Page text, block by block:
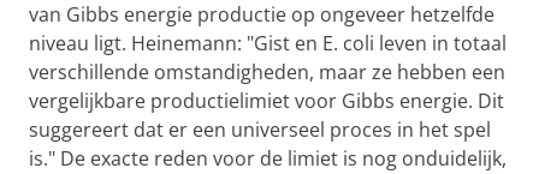
van Gibbs energie productie op ongeveer hetzelfde
niveau ligt. Heinemann: "Gist en E. coli leven in totaal
verschillende omstandigheden, maar ze hebben een
vergelijkbare productielimiet voor Gibbs energie. Dit
suggereert dat er een universeel proces in het spel
is." De exacte reden voor de limiet is nog onduidelijk,